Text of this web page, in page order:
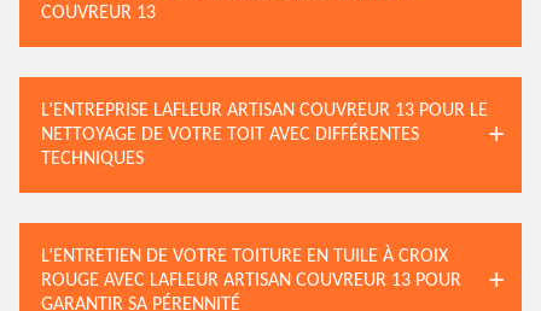
COUVREUR 13
L’ENTREPRISE LAFLEUR ARTISAN COUVREUR 13 POUR LE
NETTOYAGE DE VOTRE TOIT AVEC DIFFÉRENTES
TECHNIQUES
L’ENTRETIEN DE VOTRE TOITURE EN TUILE À CROIX
ROUGE AVEC LAFLEUR ARTISAN COUVREUR 13 POUR
GARANTIR SA PÉRENNITÉ